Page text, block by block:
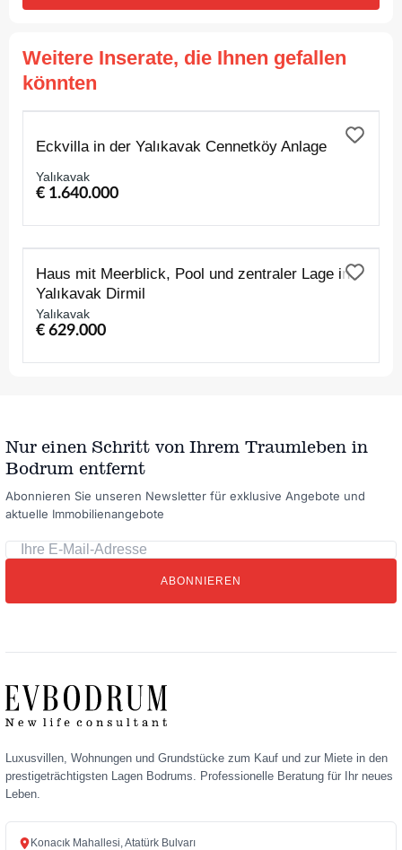
Weitere Inserate, die Ihnen gefallen
könnten
Eckvilla in der Yalıkavak Cennetköy Anlage
Yalıkavak
€ 1.640.000
ZUM VERKAUF
Haus mit Meerblick, Pool und zentraler Lage in
Yalıkavak Dirmil
Yalıkavak
€ 629.000
Nur einen Schritt von Ihrem Traumleben in
Bodrum entfernt
Abonnieren Sie unseren Newsletter für exklusive Angebote und
aktuelle Immobilienangebote
Ihre
E-
Adresse
ABONNIEREN
Luxusvillen, Wohnungen und Grundstücke zum Kauf und zur Miete in den
prestigeträchtigsten Lagen Bodrums. Professionelle Beratung für Ihr neues
Leben.
Konacık Mahallesi, Atatürk Bulvarı